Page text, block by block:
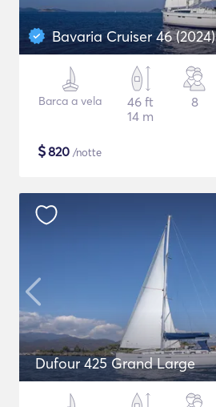
Bavaria Cruiser 46 (2024)
Barca a vela
46 ft
14 m
8
$820 /notte
Dufour 425 Grand Large